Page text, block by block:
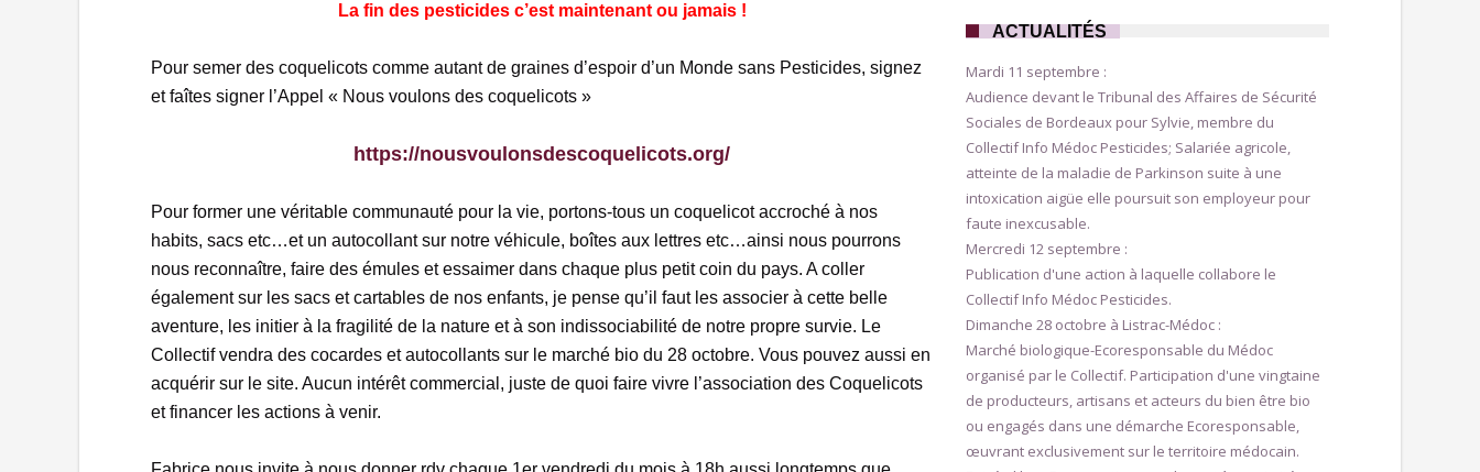
La fin des pesticides c’est maintenant ou jamais !
Pour semer des coquelicots comme autant de graines d’espoir d’un Monde sans Pesticides, signez
et faîtes signer l’Appel « Nous voulons des coquelicots »
https://nousvoulonsdescoquelicots.org/
Pour former une véritable communauté pour la vie, portons-tous un coquelicot accroché à nos
habits, sacs etc…et un autocollant sur notre véhicule, boîtes aux lettres etc…ainsi nous pourrons
nous reconnaître, faire des émules et essaimer dans chaque plus petit coin du pays. A coller
également sur les sacs et cartables de nos enfants, je pense qu’il faut les associer à cette belle
aventure, les initier à la fragilité de la nature et à son indissociabilité de notre propre survie. Le
Collectif vendra des cocardes et autocollants sur le marché bio du 28 octobre. Vous pouvez aussi en
acquérir sur le site. Aucun intérêt commercial, juste de quoi faire vivre l’association des Coquelicots
et financer les actions à venir.
ACTUALITÉS
Mardi 11 septembre :
Audience devant le Tribunal des Affaires de Sécurité
Sociales de Bordeaux pour Sylvie, membre du
Collectif Info Médoc Pesticides; Salariée agricole,
atteinte de la maladie de Parkinson suite à une
intoxication aigüe elle poursuit son employeur pour
faute inexcusable.
Mercredi 12 septembre :
Publication d'une action à laquelle collabore le
Collectif Info Médoc Pesticides.
Dimanche 28 octobre à Listrac-Médoc :
Marché biologique-Ecoresponsable du Médoc
organisé par le Collectif. Participation d'une vingtaine
de producteurs, artisans et acteurs du bien être bio
ou engagés dans une démarche Ecoresponsable,
œuvrant exclusivement sur le territoire médocain.